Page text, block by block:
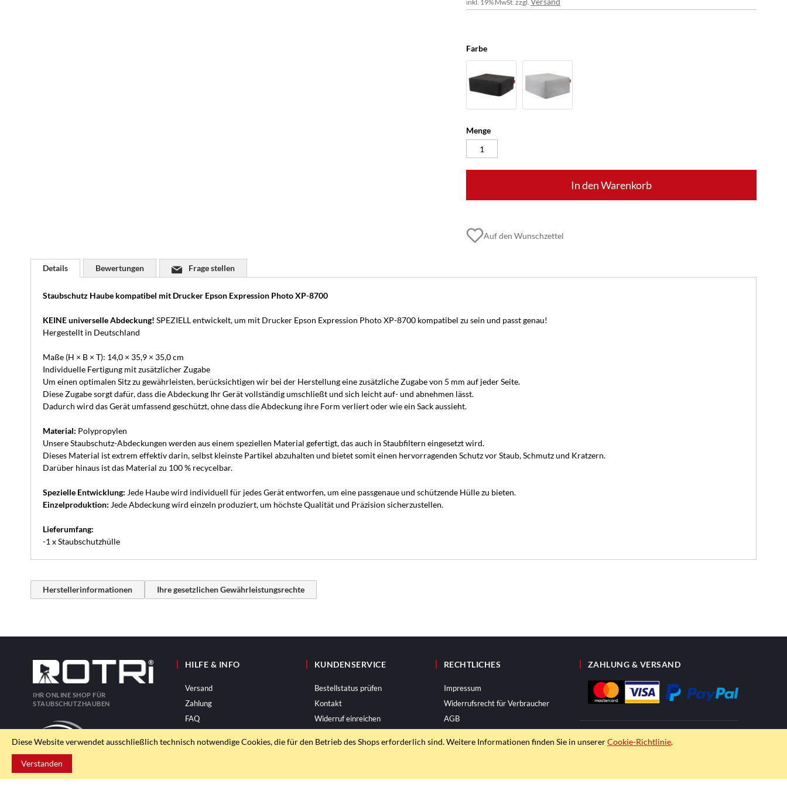
Diese Website verwendet ausschließlich technisch notwendige Cookies, die für den Betrieb des Shops erforderlich sind. Weitere Informationen finden Sie in unsererCookie-Richtlinie.
Verstanden
inkl. 19% MwSt. zzgl.
Farbe
Menge
In den Warenkorb
Auf den Wunschzettel
Details
Staubschutz Haube kompatibel mit Drucker Epson Expression Photo XP-8700
KEINE universelle Abdeckung! SPEZIELL entwickelt, um mit Drucker Epson Expression Photo XP-8700 kompatibel zu sein und passt genau!
Hergestellt in Deutschland
Maße (H × B × T): 14,0 × 35,9 × 35,0 cm
Individuelle Fertigung mit zusätzlicher Zugabe
Um einen optimalen Sitz zu gewährleisten, berücksichtigen wir bei der Herstellung eine zusätzliche Zugabe von 5 mm auf jeder Seite.
Diese Zugabe sorgt dafür, dass die Abdeckung Ihr Gerät vollständig umschließt und sich leicht auf- und abnehmen lässt.
Dadurch wird das Gerät umfassend geschützt, ohne dass die Abdeckung ihre Form verliert oder wie ein Sack aussieht.
Material: Polypropylen
Unsere Staubschutz-Abdeckungen werden aus einem speziellen Material gefertigt, das auch in Staubfiltern eingesetzt wird.
Dieses Material ist extrem effektiv darin, selbst kleinste Partikel abzuhalten und bietet somit einen hervorragenden Schutz vor Staub, Schmutz und Kratzern.
Darüber hinaus ist das Material zu 100 % recycelbar.
Spezielle Entwicklung: Jede Haube wird individuell für jedes Gerät entworfen, um eine passgenaue und schützende Hülle zu bieten.
Einzelproduktion: Jede Abdeckung wird einzeln produziert, um höchste Qualität und Präzision sicherzustellen.
Lieferumfang:
-1 x Staubschutzhülle
Bewertungen Frage stellen
Herstellerinformationen Ihre gesetzlichen Gewährleistungsrechte
IHR ONLINE SHOP FÜR
STAUBSCHUTZHAUBEN
HILFE & INFO
Versand
Zahlung
FAQ
KUNDENSERVICE
Bestellstatus prüfen
Kontakt
Widerruf einreichen
RECHTLICHES
Impressum
Widerrufsrecht für Verbraucher
AGB
ZAHLUNG & VERSAND